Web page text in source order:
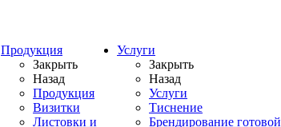
Продукция
Закрыть
Назад
Продукция
Визитки
Листовки и
Услуги
Закрыть
Назад
Услуги
Тиснение
Брендирование готовой